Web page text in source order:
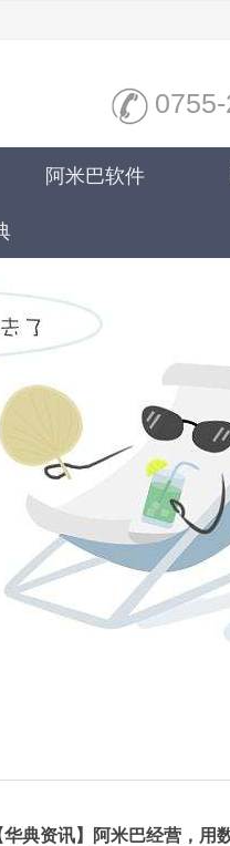
阿米巴软件
华典资讯】阿米巴经营，用